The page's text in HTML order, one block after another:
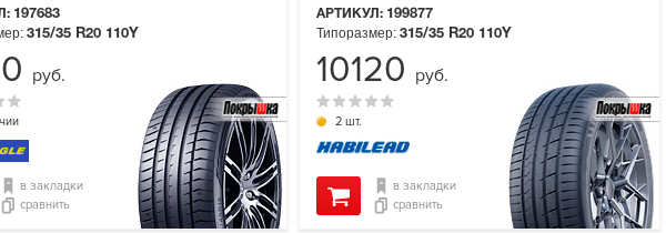
197683
315/35 R20 110Y
в закладки
сравнить
руб.
АРТИКУЛ: 199877
2 шт.
Типоразмер: 315/35 R20 110Y
в закладки
сравнить
10120 руб.